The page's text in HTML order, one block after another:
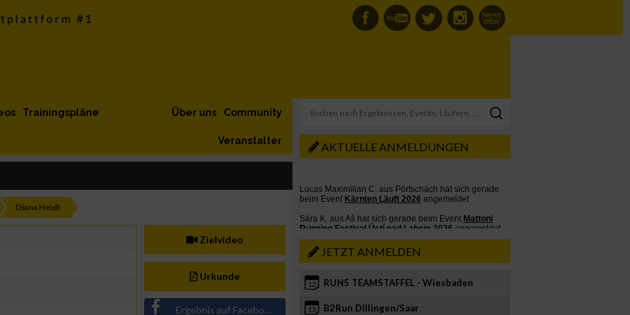
Trainingspläne Community
Über uns
Veranstalter
Diana Heidt
Zielvideo
Urkunde
Ergebnis auf Facebook teilen
AKTUELLE ANMELDUNGEN
JETZT ANMELDEN
12 RUN5 TEAMSTAFFEL - Wiesbaden
13 B2Run Dillingen/Saar